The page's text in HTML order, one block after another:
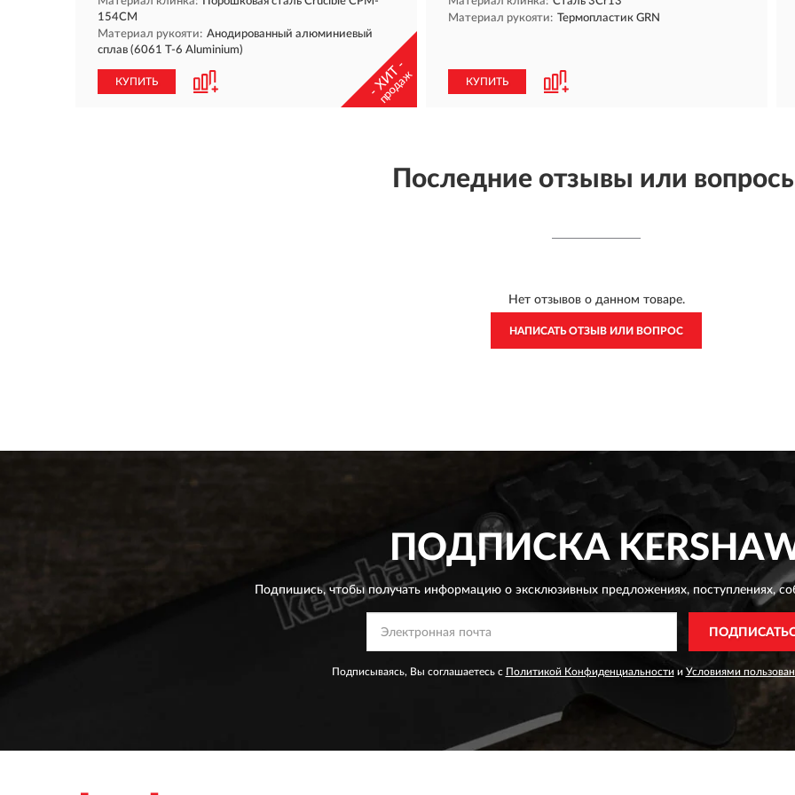
154CM
Материал рукояти: Анодированный алюминиевый
сплав (6061 T-6 Aluminium)
КУПИТЬ - ХИТ -
продаж
Материал рукояти: Термопластик GRN
КУПИТЬ
Последние отзывы или
Нет отзывов о данном товаре.
НАПИСАТЬ ОТЗЫВ ИЛИ ВОПРОС
ПОДПИСКА
Подпишись, чтобы получать информацию о эксклюзивных предложениях,поступлениях,
Подписываясь, Вы соглашаетесь с Политикой Конфиденциальности и Условиями